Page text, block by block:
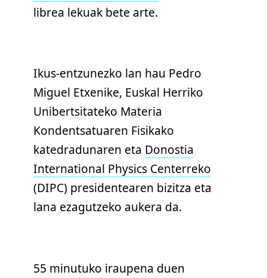
librea lekuak bete arte.
Ikus-entzunezko lan hau Pedro
Miguel Etxenike, Euskal Herriko
Unibertsitateko Materia
Kondentsatuaren Fisikako
katedradunaren eta Donostia
International Physics Centerreko
(DIPC) presidentearen bizitza eta
lana ezagutzeko aukera da.
55 minutuko iraupena duen